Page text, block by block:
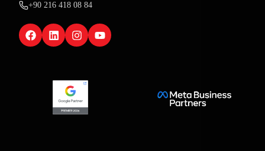
+90 216 418 08 84